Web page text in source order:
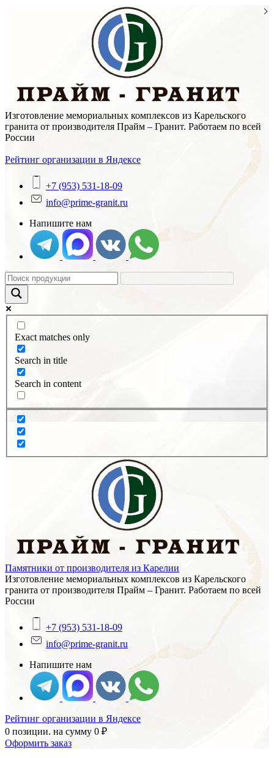
Изготовление мемориальных комплексов из Карельского
гранита от производителя Прайм – Гранит. Работаем по всей
России
Рейтинг организации в Яндексе
+7 (953) 531-18-09
info@prime-granit.ru
Напишите нам
Exact matches only
Search in title
Search in content
Памятники от производителя из Карелии
Изготовление мемориальных комплексов из Карельского
гранита от производителя Прайм – Гранит. Работаем по всей
России
+7 (953) 531-18-09
info@prime-granit.ru
Напишите нам
Рейтинг организации в Яндексе
0 позиции. на сумму 0 ₽
Оформить заказ